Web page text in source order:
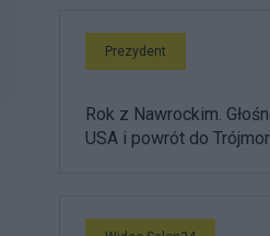
Prezydent
Rok z Nawrockim.
USA i powrót do